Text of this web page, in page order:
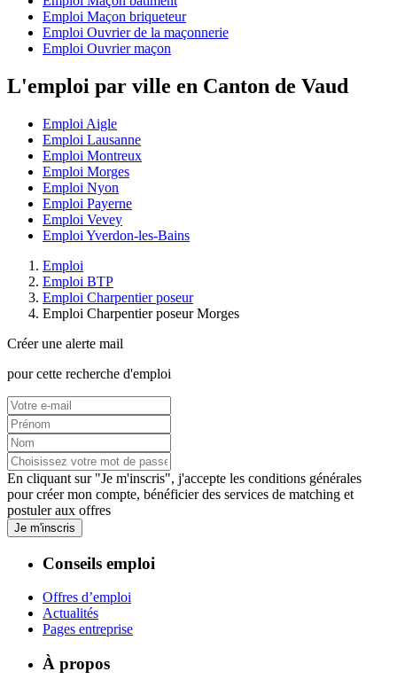
Emploi Maçon briqueteur
Emploi Ouvrier de la maçonnerie
Emploi Ouvrier maçon
L'emploi par ville en Canton de Vaud
Emploi Aigle
Emploi Lausanne
Emploi Montreux
Emploi Morges
Emploi Nyon
Emploi Payerne
Emploi Vevey
Emploi Yverdon-les-Bains
Emploi
Emploi BTP
Emploi Charpentier poseur
Emploi Charpentier poseur Morges
Créer une alerte mail
pour cette recherche d'emploi
En cliquant sur "Je m'inscris", j'accepte les conditions générales
pour créer mon compte, bénéficier des services de matching et
postuler aux offres
Je m'inscris
Conseils emploi
Offres d’emploi
Actualités
Pages entreprise
À propos